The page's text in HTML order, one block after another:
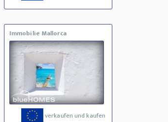
Immobilie Mallorca
verkaufen und kaufen